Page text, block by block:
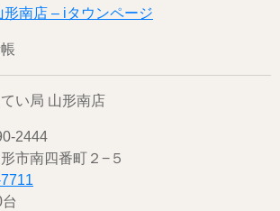
南店 – iタウンページ
い局 山形南店
2444
市南四番町２−５